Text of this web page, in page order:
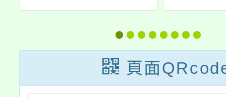
緒學習(SEL)與
學校課程和教學
發展」線上論壇
一案，請查照。
批判
焦點
作坊
訊，
頁面